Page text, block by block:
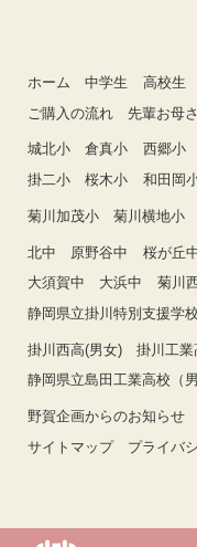
ホーム 中学生 高校生
ご購入の流れ
先輩お母
城北小 倉真小 西郷小
掛二小
桜木小 和田岡
菊川加茂小 菊川横地小
北中 原野谷中 桜が丘
大須賀中
大浜中 菊川
静岡県立掛川特別支援学校
掛川西高(男女) 掛川工業
静岡県立島田工業高校（男
野賀企画からのお知らせ
サイトマップ
プライバ